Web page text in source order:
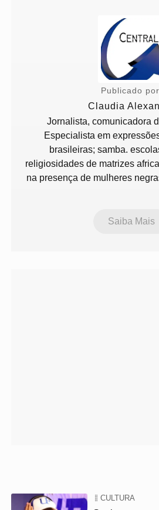
Publicado
Claudia
Jornalista, comunicadora
Especialista em
brasileiras; samba.
religiosidades de matrizes
na presença de mulheres
Saiba Mais
CULTURA